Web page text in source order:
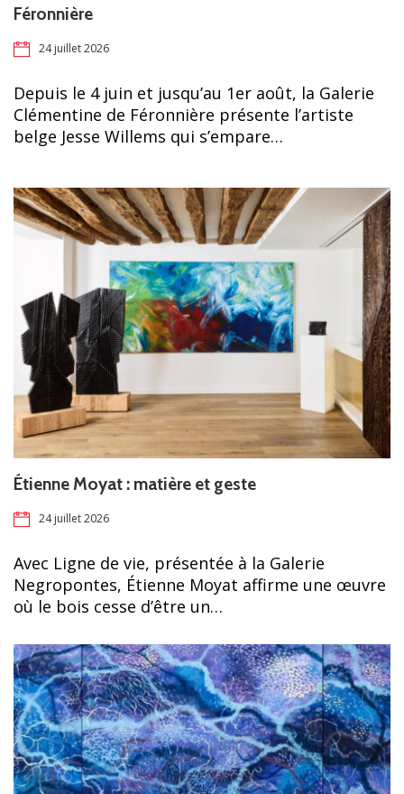
Féronnière
24 juillet 2026
Depuis le 4 juin et jusqu’au 1er août, la Galerie
Clémentine de Féronnière présente l’artiste
belge Jesse Willems qui s’empare…
Étienne Moyat : matière et geste
24 juillet 2026
Avec Ligne de vie, présentée à la Galerie
Negropontes, Étienne Moyat affirme une œuvre
où le bois cesse d’être un…